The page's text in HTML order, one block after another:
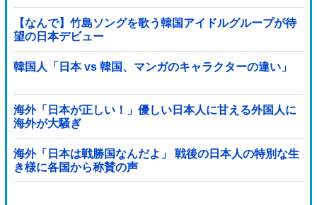
【なんで】竹島ソングを歌う韓国アイドルグループが待
望の日本デビュー
韓国人「日本 vs 韓国、マンガのキャラクターの違い」
海外「日本が正しい！」優しい日本人に甘える外国人に
海外が大騒ぎ
海外「日本は戦勝国なんだよ」 戦後の日本人の特別な生
き様に各国から称賛の声